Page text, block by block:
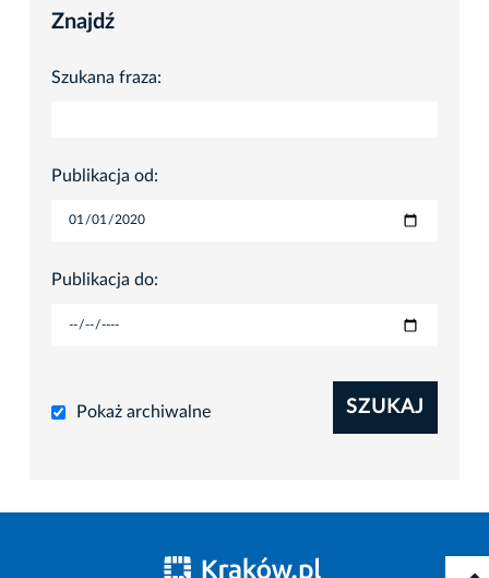
Znajdź
Szukana fraza:
Publikacja od:
Publikacja do:
Pokaż archiwalne SZUKAJ